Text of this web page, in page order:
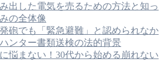
出した電気を売るための方法と知っ
の全体像
砲でも「緊急避難」と認められなか
ンター書類送検の法的背景
悩まない！30代から始める崩れない